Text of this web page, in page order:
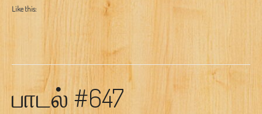
Like this:
பாடல் #647